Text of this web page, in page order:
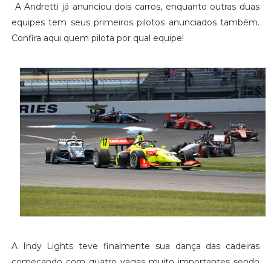
A Andretti já anunciou dois carros, enquanto outras duas
equipes tem seus primeiros pilotos anunciados também.
Confira aqui quem pilota por qual equipe!
A Indy Lights teve finalmente sua dança das cadeiras